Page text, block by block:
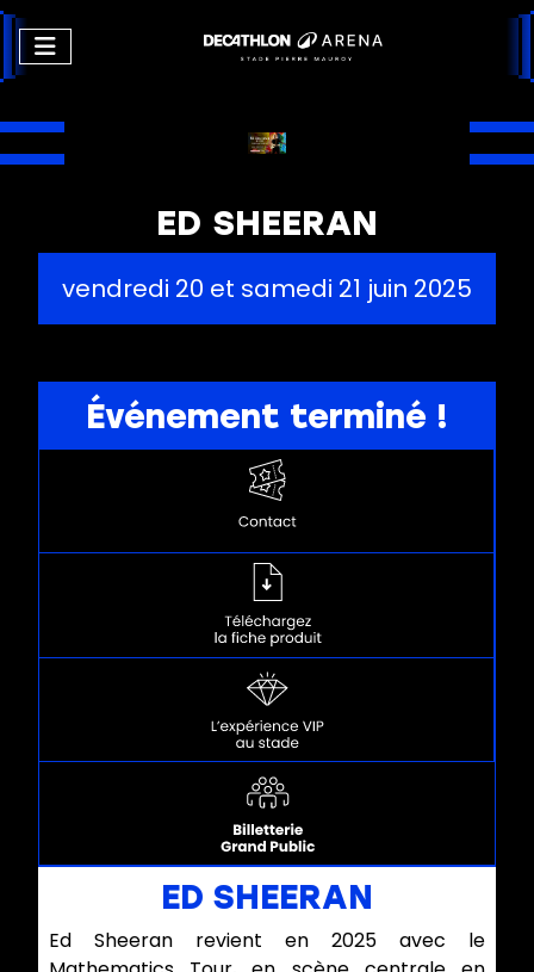
ED SHEERAN
vendredi 20 et samedi 21 juin 2025
Événement terminé !
ED SHEERAN
Ed Sheeran revient en 2025 avec le